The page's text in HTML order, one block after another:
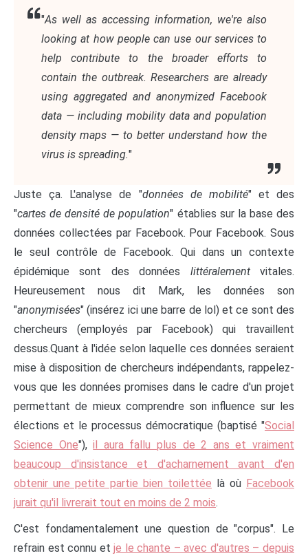
"As well as accessing information, we're also
looking at how people can use our services to
help contribute to the broader efforts to
contain the outbreak. Researchers are already
using aggregated and anonymized Facebook
data — including mobility data and population
density maps — to better understand how the
virus is spreading."
Juste ça. L'analyse de "données de mobilité" et des
"cartes de densité de population" établies sur la base des
données collectées par Facebook. Pour Facebook. Sous
le seul contrôle de Facebook. Qui dans un contexte
épidémique sont des données littéralementvitales.
Heureusement nous dit Mark, les données son
"anonymisées" (insérez ici une barre de lol) et ce sont des
chercheurs (employés par Facebook) qui travaillent
dessus.Quant à l'idée selon laquelle ces données seraient
mise à disposition de chercheurs indépendants, rappelez-
vous que les données promises dans le cadre d'un projet
permettant de mieux comprendre son influence sur les
élections et le processus démocratique (baptisé "Social
Science One"),il aura fallu plus de 2 ans et vraiment
beaucoup d'insistance et d'acharnement avant d'en
obtenir une petite partie bien toilettée là où Facebook
jurait qu'il livrerait tout en moins de 2 mois.
C'est fondamentalement une question de "corpus". Le
refrain est connu etje le chante – avec d'autres – depuis